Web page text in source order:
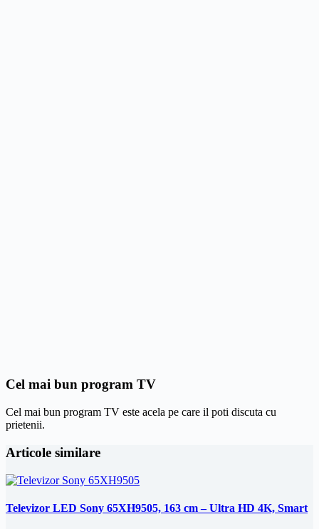
Cel mai bun program TV
Cel mai bun program TV este acela pe care il poti discuta cu
prietenii.
Articole similare
Televizor LED Sony 65XH9505, 163 cm – Ultra HD 4K, Smart